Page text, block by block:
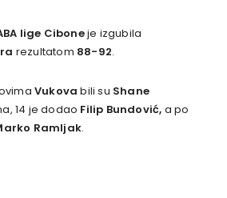
lige Ciboneje izgubila
rezultatom 88-92.
Vukova bili su Shane
14 je dodao Filip Bundović, a po
Ramljak.